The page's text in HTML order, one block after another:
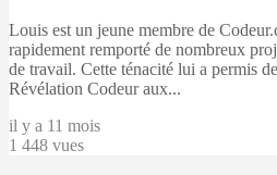
Louis est un jeune membre de
rapidement remporté de nombreux
de travail. Cette ténacité lui a permis
Révélation Codeur aux...
il y a 11 mois
1 448 vues